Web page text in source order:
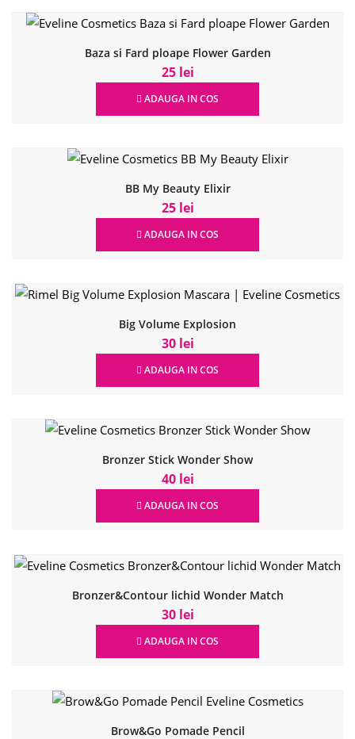
Baza si Fard ploape Flower Garden
25 lei
ADAUGA IN COS
BB My Beauty Elixir
25 lei
ADAUGA IN COS
Big Volume Explosion
30 lei
ADAUGA IN COS
Bronzer Stick Wonder Show
40 lei
ADAUGA IN COS
Bronzer&Contour lichid Wonder Match
30 lei
ADAUGA IN COS
Brow&Go Pomade Pencil